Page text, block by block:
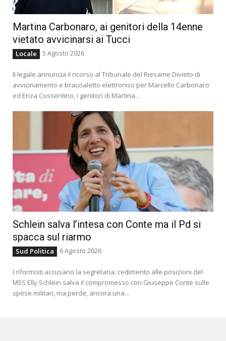
Martina Carbonaro, ai genitori della 14enne
vietato avvicinarsi ai Tucci
Locale 5 Agosto 2026
Il legale annuncia il ricorso al Tribunale del Riesame Divieto di
avvicinamento e braccialetto elettronico per Marcello Carbonaro
ed Enza Cossentino, i genitori di Martina...
Schlein salva l’intesa con Conte ma il Pd si
spacca sul riarmo
Sud Politica 6 Agosto 2026
I riformisti accusano la segretaria: cedimento alle posizioni del
M5S Elly Schlein salva il compromesso con Giuseppe Conte sulle
spese militari, ma perde, ancora una...